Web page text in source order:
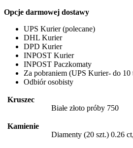
Opcje darmowej dostawy
UPS Kurier (polecane)
DHL Kurier
DPD Kurier
INPOST Kurier
INPOST Paczkomaty
Za pobraniem (UPS Kurier- do 10
Odbiór osobisty
Kruszec
Białe złoto próby 750
Kamienie
Diamenty (20 szt.) 0.26